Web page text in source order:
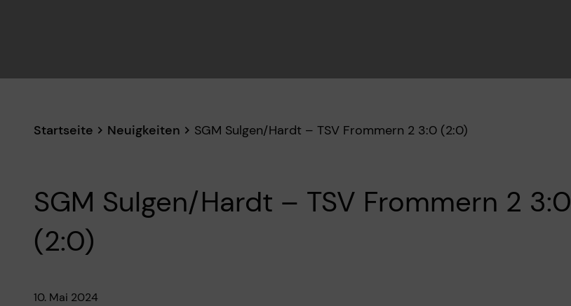
Startseite Neuigkeiten SGM Sulgen/Hardt – TSV Frommern 2 3:0 (2:0)
SGM Sulgen/Hardt – TSV Frommern 2 3:0
(2:0)
10. Mai 2024